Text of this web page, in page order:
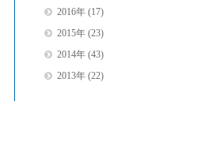
2016年(17)
2015年(23)
2014年(43)
2013年(22)